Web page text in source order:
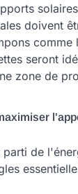
doivent
comme
seront
zone de
parti de